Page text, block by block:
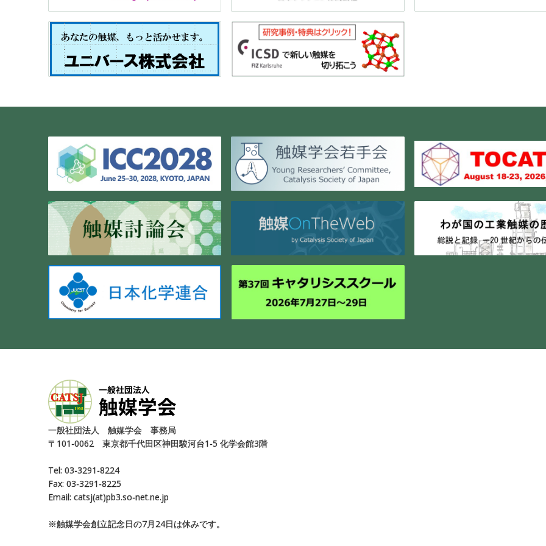
⼀般社団法⼈ 触媒学会 事務局
〒101-0062 東京都千代⽥区神⽥駿河台1-5 化学会館3階
Tel: 03-3291-8224
Fax: 03-3291-8225
Email: catsj(at)pb3.so-net.ne.jp
※触媒学会創⽴記念⽇の7⽉24⽇は休みです。